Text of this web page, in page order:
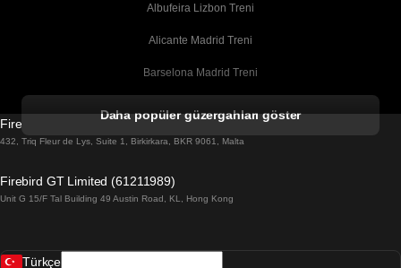
Albufeira Lizbon Treni
Alicante Madrid Treni
Barselona Madrid Treni
Barselona Sevilla Treni
Belfast Dublin Treni
Daha popüler güzergahları göster
Firebird GT Limited (OC 1451)
432, Triq Fleur de Lys, Suite 1, Birkirkara, BKR 9061, Malta
Firebird GT Limited (61211989)
Unit G 15/F Tal Building 49 Austin Road, KL, Hong Kong
Türkçe